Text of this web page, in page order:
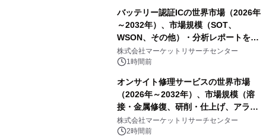
バッテリー認証ICの世界市場（2026年
～2032年）、市場規模（SOT、
WSON、その他）・分析レポートを発
表
株式会社マーケットリサーチセンター
1時間前
オンサイト修理サービスの世界市場
（2026年～2032年）、市場規模（溶
接・金属修復、研削・仕上げ、アライ
メント、その他）・分析レポートを発
表
株式会社マーケットリサーチセンター
2時間前